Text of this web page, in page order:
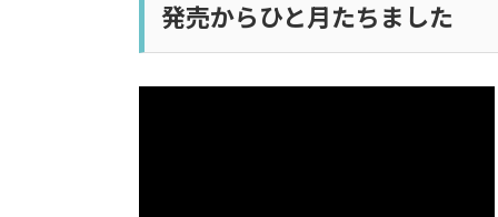
発売からひと月たちました